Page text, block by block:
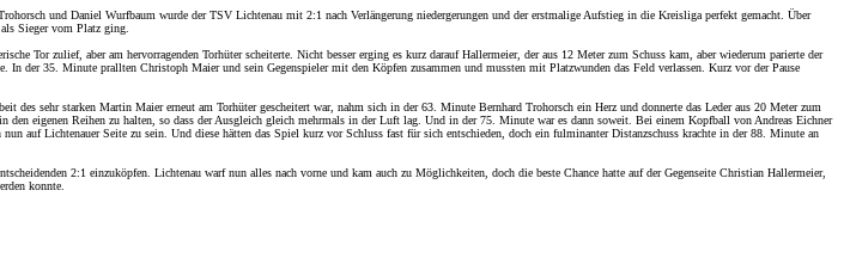
und Daniel Wurfbaum wurde der TSV Lichtenau mit 2:1 nach Verlängerung niedergerungen und der erstmalige Aufstieg in die Kreisliga perfekt gemacht. Über
Sieger vom Platz ging.
Tor zulief, aber am hervorragenden Torhüter scheiterte. Nicht besser erging es kurz darauf Hallermeier, der aus 12 Meter zum Schuss kam, aber wiederum parierte der
der 35. Minute prallten Christoph Maier und sein Gegenspieler mit den Köpfen zusammen und mussten mit Platzwunden das Feld verlassen. Kurz vor der Pause
des sehr starken Martin Maier erneut am Torhüter gescheitert war, nahm sich in der 63. Minute Bernhard Trohorsch ein Herz und donnerte das Leder aus 20 Meter zum
eigenen Reihen zu halten, so dass der Ausgleich gleich mehrmals in der Luft lag. Und in der 75. Minute war es dann soweit. Bei einem Kopfball von Andreas Eichner
auf Lichtenauer Seite zu sein. Und diese hätten das Spiel kurz vor Schluss fast für sich entschieden, doch ein fulminanter Distanzschuss krachte in der 88. Minute an
2:1 einzuköpfen. Lichtenau warf nun alles nach vorne und kam auch zu Möglichkeiten, doch die beste Chance hatte auf der Gegenseite Christian Hallermeier,
konnte.